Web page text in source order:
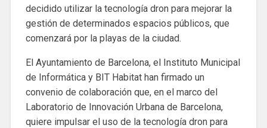
decidido utilizar la tecnología dron para mejorar la
gestión de determinados espacios públicos, que
comenzará por la playas de la ciudad.
El Ayuntamiento de Barcelona, ​​el Instituto Municipal
de Informática y BIT Habitat han firmado un
convenio de colaboración que, en el marco del
Laboratorio de Innovación Urbana de Barcelona, ​​
quiere impulsar el uso de la tecnología dron para